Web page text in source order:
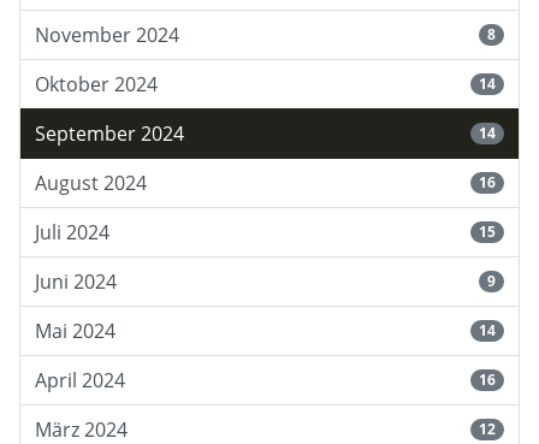
November 2024 8
Oktober 2024 14
September 2024 14
August 2024 16
Juli 2024 15
Juni 2024 9
Mai 2024 14
April 2024 16
März 2024 12